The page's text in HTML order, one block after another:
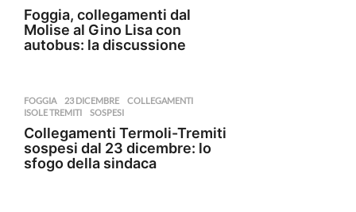
Foggia, collegamenti dal
Molise al Gino Lisa con
autobus: la discussione
FOGGIA 23 DICEMBRE ,COLLEGAMENTI
ISOLE TREMITI
,SOSPESI
Collegamenti Termoli-Tremiti
sospesi dal 23 dicembre: lo
sfogo della sindaca